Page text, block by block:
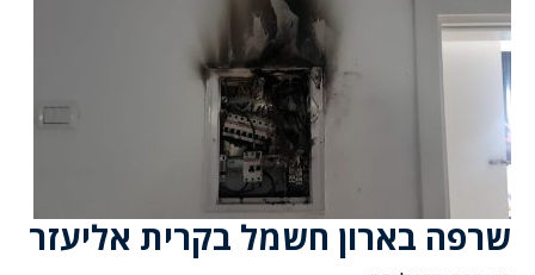
שרפה בארון חשמל בקרית אליעזר